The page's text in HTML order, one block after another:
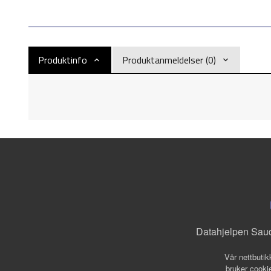
Produktinfo Produktanmeldelser (0)
Datahjelpen
Vår
bruker